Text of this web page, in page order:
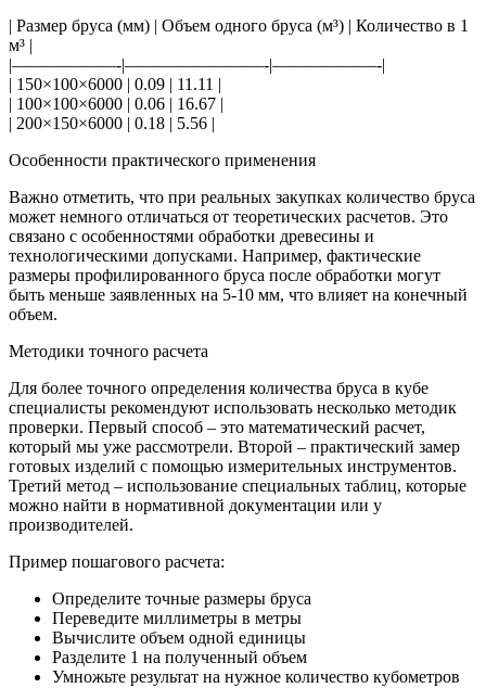
| Размер бруса (мм) | Объем одного бруса (м³) | Количество в 1
м³ |
|——————-|————————-|——————-|
| 150×100×6000 | 0.09 | 11.11 |
| 100×100×6000 | 0.06 | 16.67 |
| 200×150×6000 | 0.18 | 5.56 |
Особенности практического применения
Важно отметить, что при реальных закупках количество бруса
может немного отличаться от теоретических расчетов. Это
связано с особенностями обработки древесины и
технологическими допусками. Например, фактические
размеры профилированного бруса после обработки могут
быть меньше заявленных на 5-10 мм, что влияет на конечный
объем.
Методики точного расчета
Для более точного определения количества бруса в кубе
специалисты рекомендуют использовать несколько методик
проверки. Первый способ – это математический расчет,
который мы уже рассмотрели. Второй – практический замер
готовых изделий с помощью измерительных инструментов.
Третий метод – использование специальных таблиц, которые
можно найти в нормативной документации или у
производителей.
Пример пошагового расчета:
Определите точные размеры бруса
Переведите миллиметры в метры
Вычислите объем одной единицы
Разделите 1 на полученный объем
Умножьте результат на нужное количество кубометров